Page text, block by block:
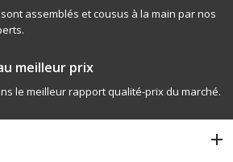
assemblés et cousus à la main par nos
meilleur prix
le meilleur rapport qualité-prix du marché.